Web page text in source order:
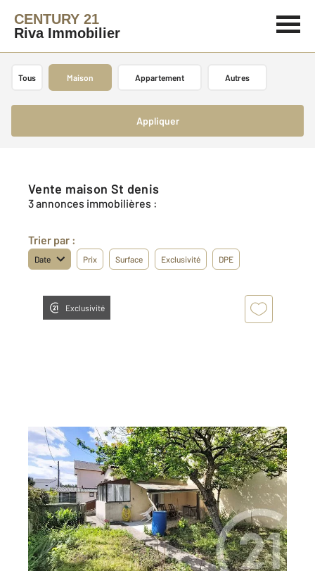
CENTURY 21
Riva Immobilier
Tous Maison Appartement Autres
Appliquer
Vente maison St denis
3 annonces immobilières :
Trier par :
Date Prix Surface Exclusivité DPE
Exclusivité
ST DENIS 93
30,77 m , 2 pièces
Ref : 8690
Maison à vendre
236 500 €
Maisonnette d'environ 35 m² située sur un